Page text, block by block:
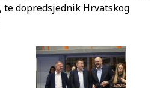
dopredsjednik Hrvatskog